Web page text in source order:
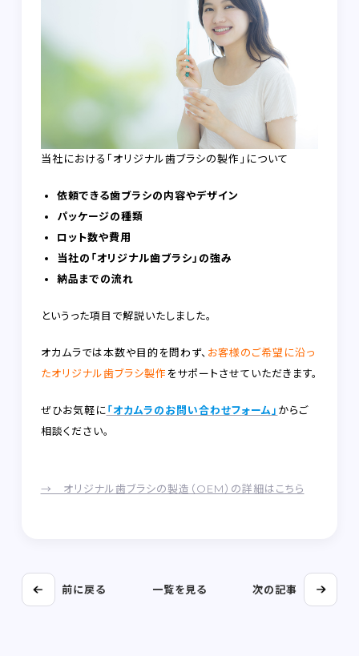
当社における「オリジナル歯ブラシの製作」について
依頼できる歯ブラシの内容やデザイン
パッケージの種類
ロット数や費用
当社の「オリジナル歯ブラシ」の強み
納品までの流れ
というった項目で解説いたしました。
オカムラでは本数や目的を問わず、 お客様のご希望に沿っ
たオリジナル歯ブラシ製作をサポートさせていただきます。
ぜひお気軽に「オカムラのお問い合わせフォーム」 からご
相談ください。
→ オリジナル歯ブラシの製造（OEM）の詳細はこちら
前に戻る 一覧を見る 次の記事